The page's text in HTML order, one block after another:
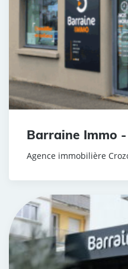
Barraine Immo
Agence immobilière